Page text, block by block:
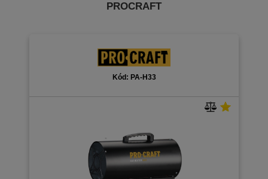
PROCRAFT
Kód: PA-H33